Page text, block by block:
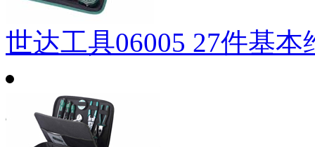
世达工具06005 27件基本